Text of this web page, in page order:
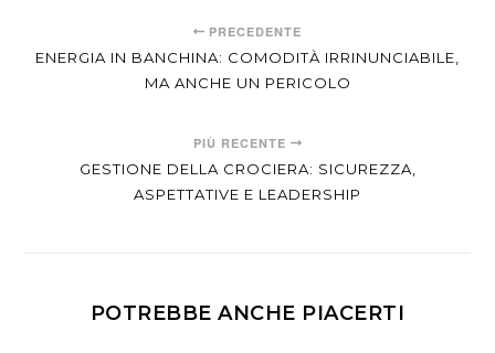
PRECEDENTE
ENERGIA IN BANCHINA: COMODITÀ IRRINUNCIABILE,
MA ANCHE UN PERICOLO
PIÙ RECENTE
GESTIONE DELLA CROCIERA: SICUREZZA,
ASPETTATIVE E LEADERSHIP
POTREBBE ANCHE PIACERTI